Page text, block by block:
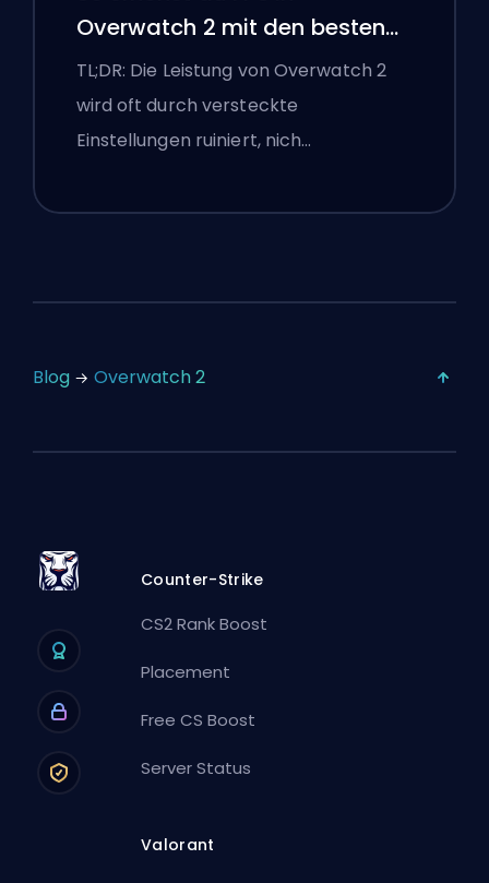
Overwatch 2 mit den besten
Einstellungen
TL;DR: Die Leistung von Overwatch 2
wird oft durch versteckte
Einstellungen ruiniert, nich…
Blog Overwatch 2
Counter-Strike
CS2 Rank Boost
Placement
Free CS Boost
Server Status
Valorant